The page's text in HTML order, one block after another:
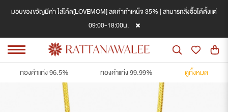
มอบของขวัญมีค่า ใส่โค้ด[LOVEMOM] ลดค่ากำเหน็จ 35% | สามารถสั่งซื้อได้ตั้งแต่
09:00-18:00น.
ทองคำแท่ง 96.5% ทองคำแท่ง 99.99% ดูทั้งหมด